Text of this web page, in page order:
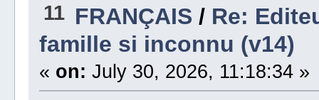
11 FRANÇAIS / Re:
famille si inconnu (v14)
« on: July 30, 2026, 11:18:34 »